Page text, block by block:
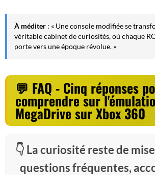
À méditer : « Une console modifiée se
véritable cabinet de curiosités, où chaque
porte vers une époque révolue. »
FAQ - Cinq réponses
comprendre sur
MegaDrive sur Xbox 360
La curiosité reste de
questions fréquentes,